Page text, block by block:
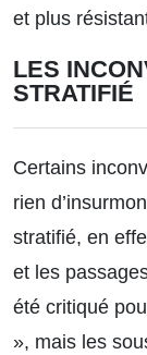
et plus
LES
STRATIFIÉ
Certains
rien
stratifié, en
et les
été critiqué
», mais les